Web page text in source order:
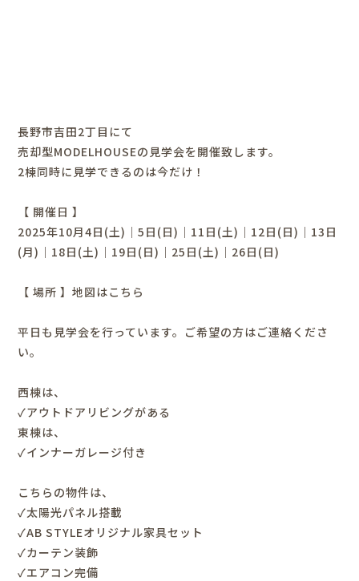
長野市吉田2丁目にて
売却型MODELHOUSEの見学会を開催致します。
2棟同時に見学できるのは今だけ！
【 開催日 】
2025年10月4日(土)｜5日(日)｜11日(土)｜12日(日)｜13日
(月)｜18日(土)｜19日(日)｜25日(土)｜26日(日)
【 場所 】地図はこちら
平日も見学会を行っています。ご希望の方はご連絡くださ
い。
西棟は、
✓アウトドアリビングがある
東棟は、
✓インナーガレージ付き
こちらの物件は、
✓太陽光パネル搭載
✓AB STYLEオリジナル家具セット
✓カーテン装飾
✓エアコン完備